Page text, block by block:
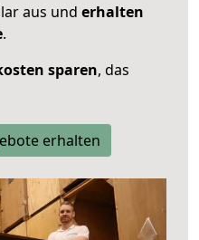
aus und erhalten
.
sparen, das
erhalten